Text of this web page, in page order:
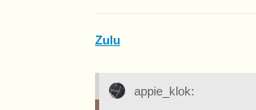
Zulu
appie_klok: